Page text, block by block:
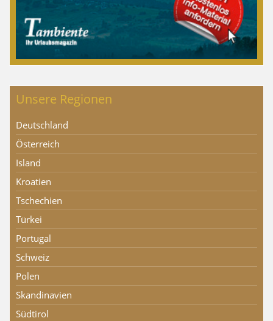
Unsere Regionen
Deutschland
Österreich
Island
Kroatien
Tschechien
Türkei
Portugal
Schweiz
Polen
Skandinavien
Südtirol